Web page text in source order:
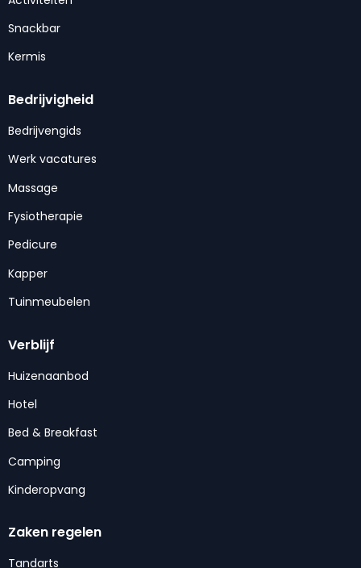
Snackbar
Kermis
Bedrijvigheid
Bedrijvengids
Werk vacatures
Massage
Fysiotherapie
Pedicure
Kapper
Tuinmeubelen
Verblijf
Huizenaanbod
Hotel
Bed & Breakfast
Camping
Kinderopvang
Zaken regelen
Tandarts